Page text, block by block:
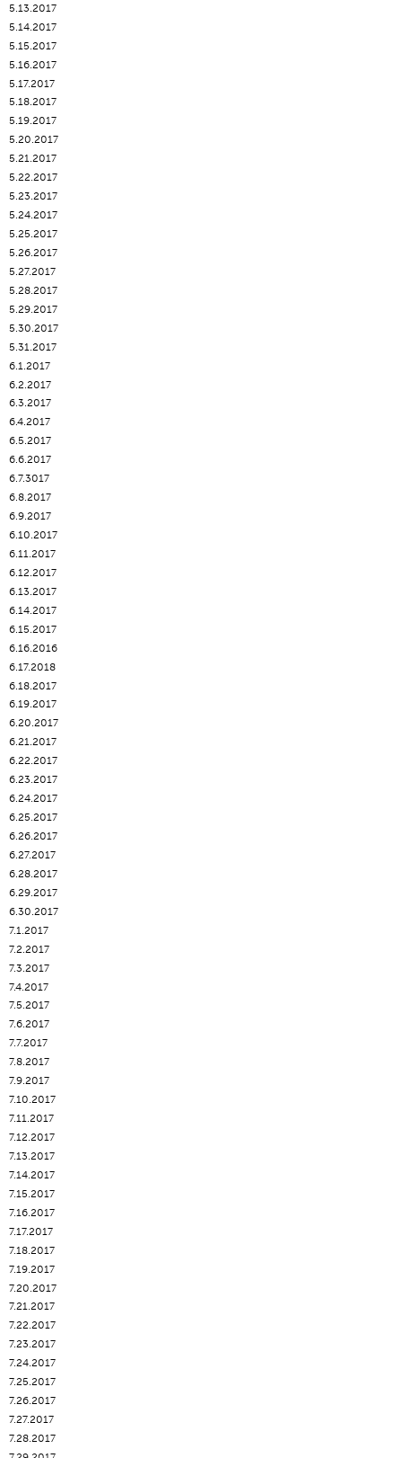
5.13.2017
5.14.2017
5.15.2017
5.16.2017
5.17.2017
5.18.2017
5.19.2017
5.20.2017
5.21.2017
5.22.2017
5.23.2017
5.24.2017
5.25.2017
5.26.2017
5.27.2017
5.28.2017
5.29.2017
5.30.2017
5.31.2017
6.1.2017
6.2.2017
6.3.2017
6.4.2017
6.5.2017
6.6.2017
6.7.3017
6.8.2017
6.9.2017
6.10.2017
6.11.2017
6.12.2017
6.13.2017
6.14.2017
6.15.2017
6.16.2016
6.17.2018
6.18.2017
6.19.2017
6.20.2017
6.21.2017
6.22.2017
6.23.2017
6.24.2017
6.25.2017
6.26.2017
6.27.2017
6.28.2017
6.29.2017
6.30.2017
7.1.2017
7.2.2017
7.3.2017
7.4.2017
7.5.2017
7.6.2017
7.7.2017
7.8.2017
7.9.2017
7.10.2017
7.11.2017
7.12.2017
7.13.2017
7.14.2017
7.15.2017
7.16.2017
7.17.2017
7.18.2017
7.19.2017
7.20.2017
7.21.2017
7.22.2017
7.23.2017
7.24.2017
7.25.2017
7.26.2017
7.27.2017
7.28.2017